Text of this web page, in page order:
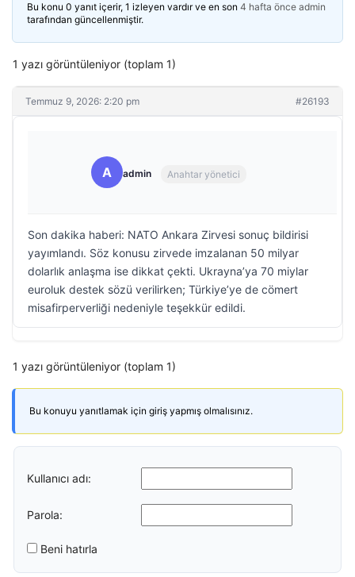
Bu konu 0 yanıt içerir, 1 izleyen vardır ve en son 4 hafta önce admin
tarafından güncellenmiştir.
1 yazı görüntüleniyor (toplam 1)
Temmuz 9, 2026: 2:20 pm #26193
A admin Anahtar yönetici
Son dakika haberi: NATO Ankara Zirvesi sonuç bildirisi
yayımlandı. Söz konusu zirvede imzalanan 50 milyar
dolarlık anlaşma ise dikkat çekti. Ukrayna’ya 70 miylar
euroluk destek sözü verilirken; Türkiye’ye de cömert
misafirperverliği nedeniyle teşekkür edildi.
1 yazı görüntüleniyor (toplam 1)
Bu konuyu yanıtlamak için giriş yapmış olmalısınız.
Kullanıcı adı:
Parola:
Beni hatırla